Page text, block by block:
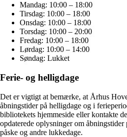
Mandag: 10:00 – 18:00
Tirsdag: 10:00 – 18:00
Onsdag: 10:00 – 18:00
Torsdag: 10:00 – 20:00
Fredag: 10:00 – 18:00
Lørdag: 10:00 – 14:00
Søndag: Lukket
Ferie- og helligdage
Det er vigtigt at bemærke, at Århus
åbningstider på helligdage og i
bibliotekets hjemmeside eller kontakte
opdaterede oplysninger om åbningstider
påske og andre lukkedage.